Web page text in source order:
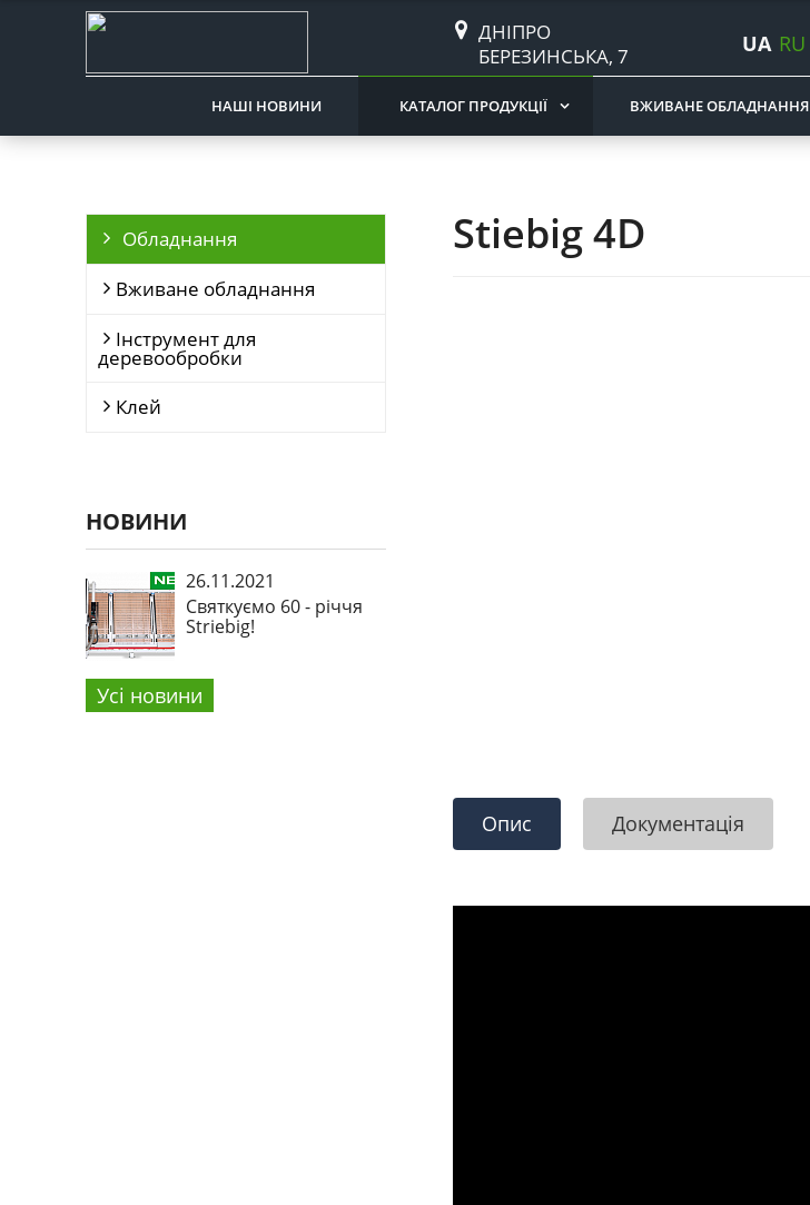
ДНІПРО
БЕРЕЗИНСЬКА, 7
UA RU
НАШІ НОВИНИ КАТАЛОГ ПРОДУКЦІЇ ВЖИВАНЕ ОБЛАДНАННЯ
Обладнання
Вживане обладнання
Інструмент для
деревообробки
Клей
НОВИНИ
26.11.2021
Святкуємо 60 - річчя
Striebig!
Усi новини
Stiebig 4D
Опис Документація